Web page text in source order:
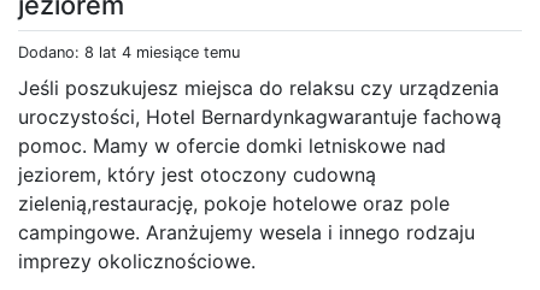
Dodano: 8 lat 4 miesiące temu
Jeśli poszukujesz miejsca do relaksu czy urządzenia
uroczystości, Hotel Bernardynkagwarantuje fachową
pomoc. Mamy w ofercie domki letniskowe nad
jeziorem, który jest otoczony cudowną
zielenią,restaurację, pokoje hotelowe oraz pole
campingowe. Aranżujemy wesela i innego rodzaju
imprezy okolicznościowe.